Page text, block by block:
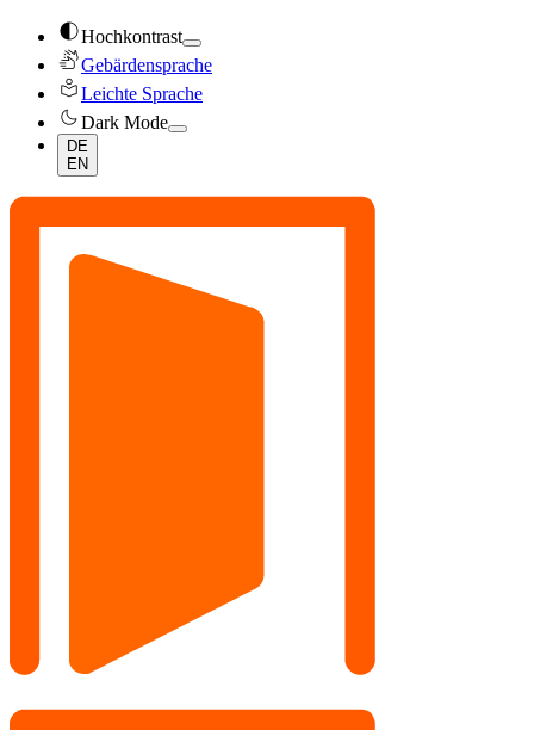
contrastHochkontrast
sign_languageGebärdensprache
local_libraryLeichte Sprache
dark_modeDark Mode
DE
EN